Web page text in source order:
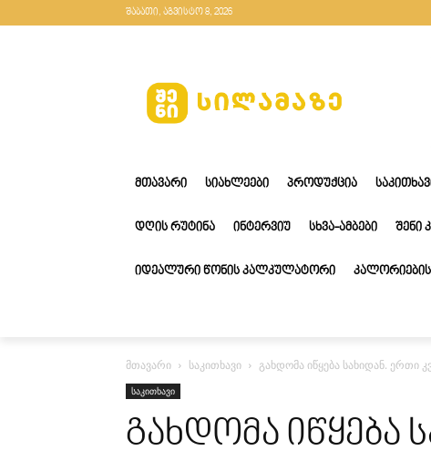
შაბათი, აგვისტო 8, 2026
ᲛᲗᲐᲕᲐᲠᲘ ᲡᲘᲐᲮᲚᲔᲔᲑᲘ ᲞᲠᲝᲓᲣᲥᲪᲘᲐ
ᲓᲦᲘᲡ ᲠᲣᲢᲘᲜᲐ ᲘᲜᲢᲔᲠᲕᲘᲣ ᲡᲮᲕᲐ-ᲐᲛᲑᲔᲑᲘ ᲨᲔᲜᲘ
ᲘᲓᲔᲐᲚᲣᲠᲘ ᲬᲝᲜᲘᲡ ᲙᲐᲚᲙᲣᲚᲐᲢᲝᲠᲘ
მთავარი საკითხავი გახდომა იწყება სახიდან. ერთი
საკითხავი
გახდომა იწყება